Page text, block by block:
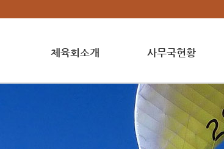
체육회소개 사무국현황